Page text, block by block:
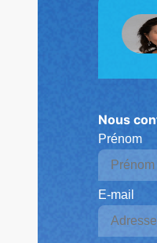
Nous
Prénom
E-mail